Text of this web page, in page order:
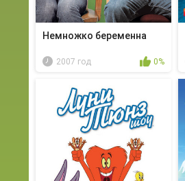
Немножко беременна
2007 год 0%